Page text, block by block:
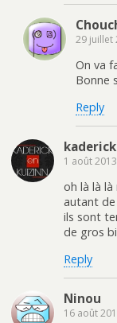
29 juillet
On va
Bonne
Reply
kaderick
1 août 2013
oh là là
autant de
ils sont
de gros
Reply
Ninou
16 août